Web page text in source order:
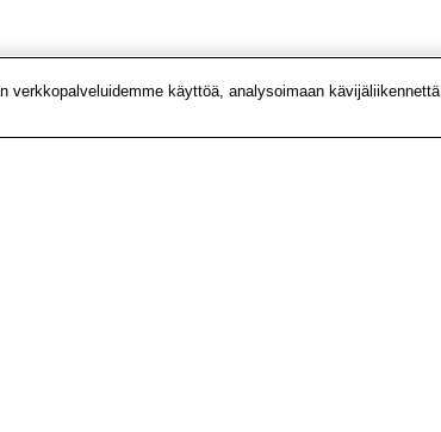
verkkopalveluidemme käyttöä, analysoimaan kävijäliikennettä